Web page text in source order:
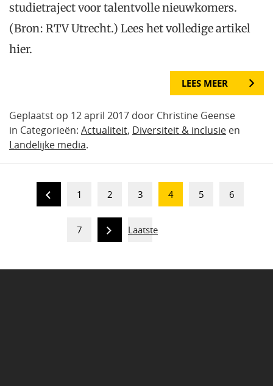
studietraject voor talentvolle nieuwkomers.
(Bron: RTV Utrecht.) Lees het volledige artikel
hier.
LEES MEER
Geplaatst op 12 april 2017 door Christine Geense
in Categorieën: Actualiteit, Diversiteit & inclusie en
Landelijke media.
1 2 3 4 5 6
7 Laatste